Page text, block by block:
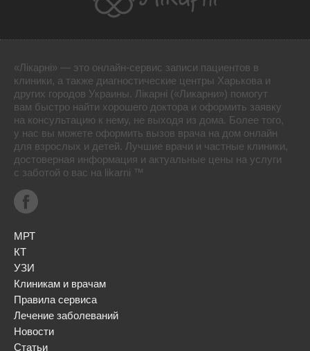
«Лікарні» — это онлайн-сервис записи пациентов в
клиники, а также диагностические центры Харькова и
других городов Украины. Лікарні («Ликарни») помогут
вам быстро найти хорошего доктора и оформить заявку
на консультацию к нему, не выходя из дома. Более того,
у нас вы можете оформить вызов врача на дом онлайн
для взрослых и детей. Лучшие врачи и частные клиники,
достоверная информация и актуальные цены на услуги
с заботой о вас на likarni ™
МРТ
КТ
УЗИ
Клиникам и врачам
Правила сервиса
Лечение заболеваний
Новости
Статьи